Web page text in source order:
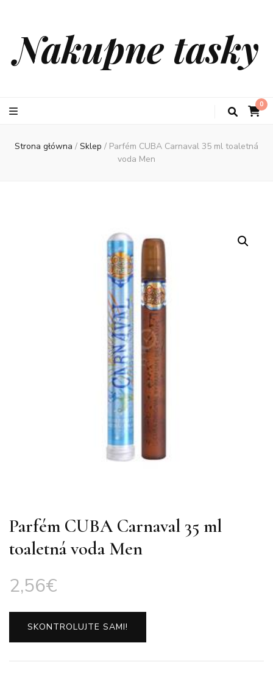
Nakupne tasky
0
Strona główna / Sklep / Parfém CUBA Carnaval 35 ml toaletná
voda Men
Parfém CUBA Carnaval 35 ml
toaletná voda Men
2,56€
SKONTROLUJTE SAMI!